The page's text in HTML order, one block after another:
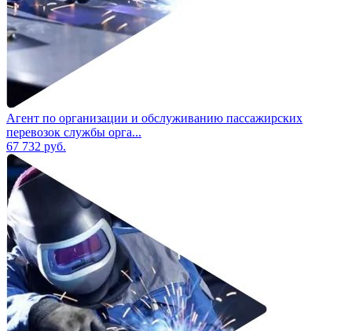
Агент по организации и обслуживанию пассажирских
перевозок службы орга...
67 732 руб.